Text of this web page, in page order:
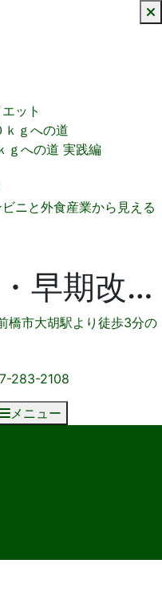
ット
ｋｇへの道
ｇへの道 実践編
ニと外食産業から見える
痛みが少なく・早期改善・わずか１日での歯周病除菌治療
283-2108
メニュー